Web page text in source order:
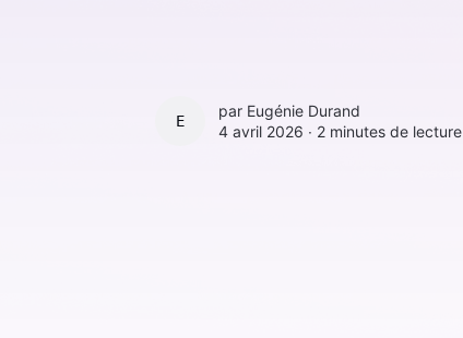
EUGÉNIE DURAND
par Eugénie Durand
4 avril 2026 ∙ 2 minutes de lecture